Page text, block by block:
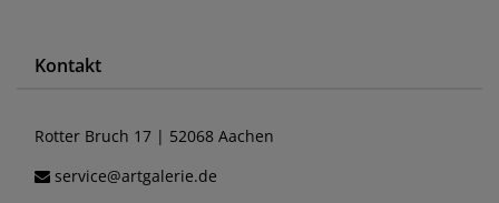
Kontakt
Rotter Bruch 17 | 52068 Aachen
service@artgalerie.de